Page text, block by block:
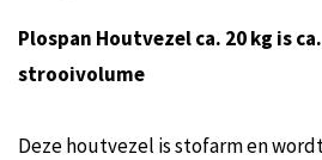
Plospan Houtvezel ca. 20 kg is
strooivolume
Deze houtvezel is stofarm en